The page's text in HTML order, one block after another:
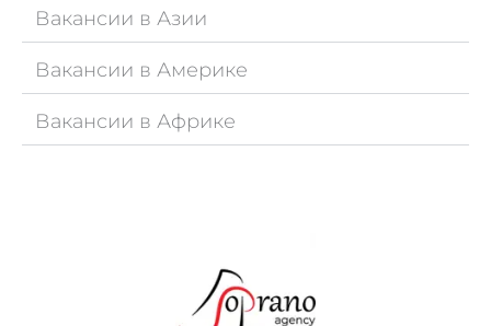
Вакансии в Азии
Вакансии в Америке
Вакансии в Африке